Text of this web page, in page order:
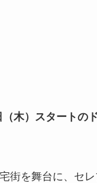
木）スタートの
街を舞台に、セ